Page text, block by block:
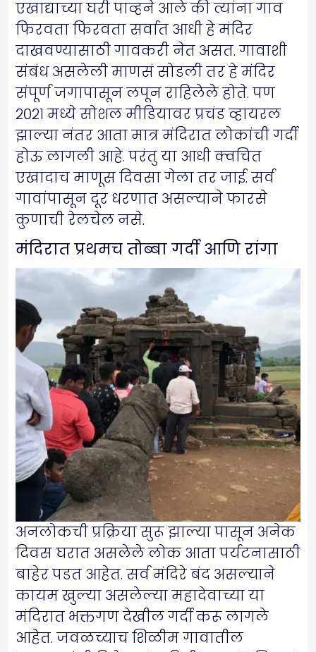
एखाद्याच्या घरी पाव्हने आले की त्यांना गाव
फिरवता फिरवता सर्वात आधी हे मंदिर
दाखवण्यासाठी गावकरी नेत असत. गावाशी
संबंध असलेली माणसं सोडली तर हे मंदिर
संपूर्ण जगापासून लपून राहिलेले होते. पण
२०२१ मध्ये सोशल मीडियावर प्रचंड व्हायरल
झाल्या नंतर आता मात्र मंदिरात लोकांची गर्दी
होऊ लागली आहे. परंतु या आधी क्वचित
एखादाच माणूस दिवसा गेला तर जाई. सर्व
गावांपासून दूर धरणात असल्याने फारसे
कुणाची रेलचेल नसे.
मंदिरात प्रथमच तोब्बा गर्दी आणि रांगा
अनलोकची प्रक्रिया सुरू झाल्या पासून अनेक
दिवस घरात असलेले लोक आता पर्यटनासाठी
बाहेर पडत आहेत. सर्व मंदिरे बंद असल्याने
कायम खुल्या असलेल्या महादेवाच्या या
मंदिरात भक्तगण देखील गर्दी करू लागले
आहेत. जवळच्याच शिळीम गावातील